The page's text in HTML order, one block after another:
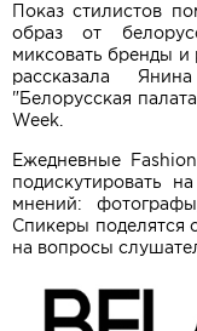
Показ стилистов
образ от
миксовать бренды и
рассказала
"Белорусская
Week.
Ежедневные
подискутировать
мнений:
Спикеры поделятся
на вопросы